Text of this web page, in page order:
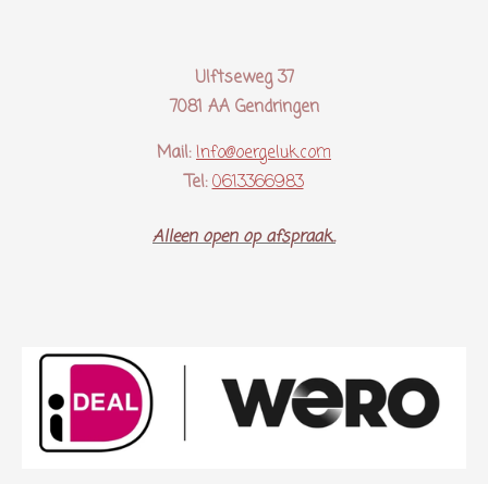
Ulftseweg 37
7081 AA Gendringen
Mail: Info@oergeluk.com
Tel: 0613366983
Alleen open op afspraak..